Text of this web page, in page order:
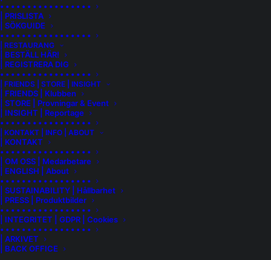
• • • • • • • • • • • • • • • • •
| PRISLISTA
| SÖKGUIDE
• • • • • • • • • • • • • • • • •
| RESTAURANG
| BESTÄLL HÄR!
| REGISTRERA DIG
• • • • • • • • • • • • • • • • •
| FRIENDS | STORE | INSIGHT
| FRIENDS | Klubben
| STORE | Provningar & Event
| INSIGHT | Reportage
• • • • • • • • • • • • • • • • •
| KONTAKT | INFO | ABOUT
| KONTAKT
• • • • • • • • • • • • • • • • •
| OM OSS | Medarbetare
| ENGLISH | About
• • • • • • • • • • • • • • • • •
| SUSTAINABILITY | Hållbarhet
| PRESS | Produktbilder
• • • • • • • • • • • • • • • • •
| INTEGRITET | GDPR | Cookies
• • • • • • • • • • • • • • • • •
| ARKIVET
| BACK OFFICE
VIGNETI REPETTO EQUILATERO
PIEMONTE BARBERA
Barbera, Piemontes stora blå druva sett till volym och hela
traktens bordsvin av tradition, kommer i dag i en bredd av
tolkningar på intressant nivå, med olika stil av vinifiering.
Med frukten i centrum gör Vigneti Repetti sin stil av
barbera i en lättillgänglig, klunkvänlig och samtidigt seriös
version som har fostrats på ståltank för en ren och
osminkad fräschör.
Platsen är Sarezzano, Sant’Agata Fossili, och här växer
barbera på 250 till 320 meters höjd över havet på en
jordmån som består av kalksten, lera och märgel. Fullt
mogna druvor, med optimal bärighet och bra balans,
skördas för hand mot slutet av september.